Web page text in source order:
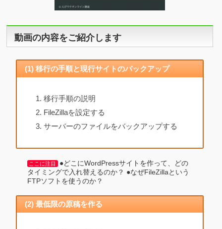
動画の内容をご紹介します
(1) 移行の手順と現行サイトのバックアップ
移行手順の説明
FileZillaを設定する
サーバーのファイルをバックアップする
ここに注目
●どこにWordPressサイトを作って、どの
タイミングで入れ替えるのか？ ●なぜFileZillaという
FTPソフトを使うのか？
(2) 最低限の原稿を作る